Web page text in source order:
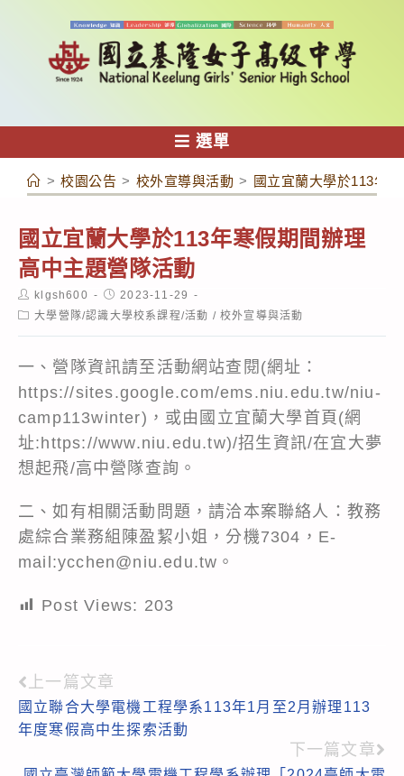
容
選單
> 校園公告 > 校外宣導與活動 > 國立宜蘭大學於113年
國立宜蘭大學於113年寒假期間辦理
高中主題營隊活動
Post
author:
klgsh600
Post
published:
2023-11-29
Post大學營隊/認識大學校系課程/活動 / 校外宣導與活動
一、營隊資訊請至活動網站查閱(網址：
https://sites.google.com/ems.niu.edu.tw/niu-
camp113winter)，或由國立宜蘭大學首頁(網
址:https://www.niu.edu.tw)/招生資訊/在宜大夢
想起飛/高中營隊查詢。
二、如有相關活動問題，請洽本案聯絡人：教務
處綜合業務組陳盈絜小姐，分機7304，E-
mail:ycchen@niu.edu.tw。
Post Views: 203
Read
more
上一篇文章
國立聯合大學電機工程學系113年1月至2月辦理113
年度寒假高中生探索活動
下一篇文章